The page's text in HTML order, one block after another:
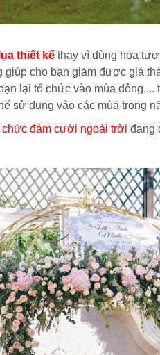
thiết kế thay vì dùng hoa
giúp cho bạn giảm được giá
lại tổ chức vào mùa đông....
sử dụng vào các mùa trong
đám cưới ngoài trời đang